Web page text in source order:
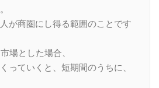
が商圏にし得る範囲のことです
場とした場合、
っていくと、短期間のうちに、